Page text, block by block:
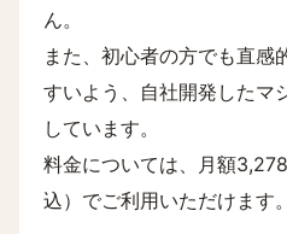
ん。
また、初心者の方でも直感
すいよう、自社開発したマ
しています。
料金については、月額
込）でご利用いただけます。